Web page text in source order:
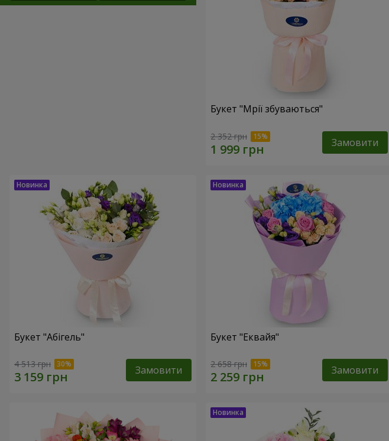
Букет "Мрії збуваються"
2 352 грн Замовити
Букет "Абігель"
4 513 грн Замовити
Букет "Еквайя"
2 658 грн Замовити